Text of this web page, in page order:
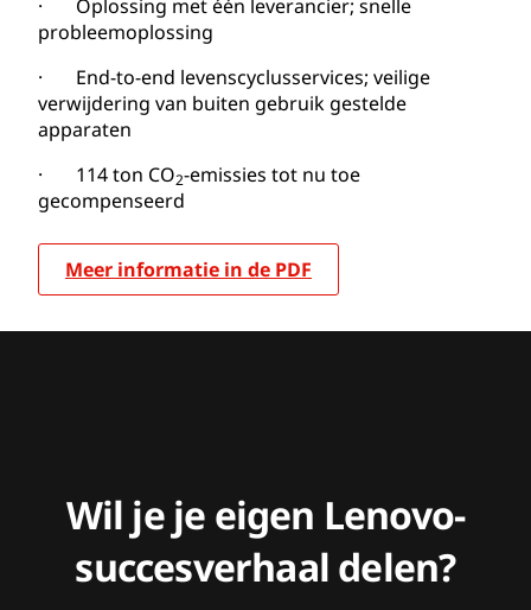
· Oplossing met één leverancier; snelle
probleemoplossing
· End-to-end levenscyclusservices; veilige
verwijdering van buiten gebruik gestelde
apparaten
· 114 ton CO2-emissies tot nu toe
gecompenseerd
Meer informatie in de PDF
Wil je je eigen Lenovo-
succesverhaal delen?